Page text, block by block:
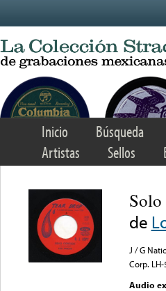
Inicio Búsqueda
Artistas
Sellos
de
J / G
Corp.
Audio